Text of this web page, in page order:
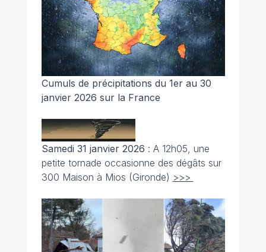
Cumuls de précipitations du 1er au 30
janvier 2026 sur la France
Samedi 31 janvier 2026 : A 12h05, une
petite tornade occasionne des dégâts sur
300 Maison à Mios (Gironde) >>>